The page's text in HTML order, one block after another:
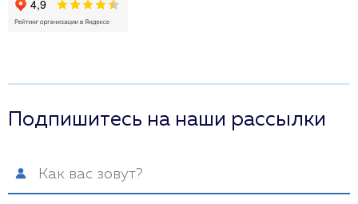
Подпишитесь на наши рассылки